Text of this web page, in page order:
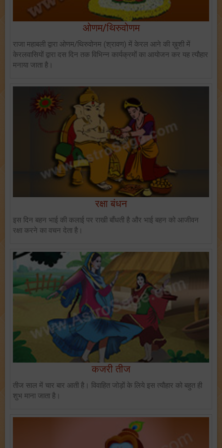
ओणम/थिरुवोणम
राजा महाबली द्वारा ओणम/थिरुवोनम (श्रावण) में केरल आने की ख़ुशी में
केरलवासियों द्वारा दस दिन तक विभिन्न कार्यक्रमों का आयोजन कर यह त्यौहार
मनाया जाता है।
रक्षा बंधन
इस दिन बहन भाई की कलाई पर राखी बाँधती है और भाई बहन को आजीवन
रक्षा करने का वचन देता है।
कजरी तीज
तीज साल में चार बार आती है। विवाहित जोड़ों के लिये इस त्यौहार को बहुत ही
शुभ माना जाता है।